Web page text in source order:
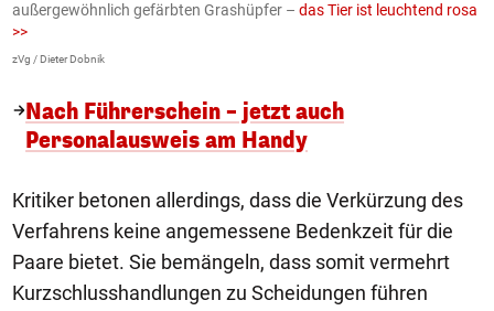
außergewöhnlich gefärbten Grashüpfer – das Tier ist leuchtend rosa
>>
zVg / Dieter Dobnik
Nach Führerschein – jetzt auch
Personalausweis am Handy
Kritiker betonen allerdings, dass die Verkürzung des
Verfahrens keine angemessene Bedenkzeit für die
Paare bietet. Sie bemängeln, dass somit vermehrt
Kurzschlusshandlungen zu Scheidungen führen